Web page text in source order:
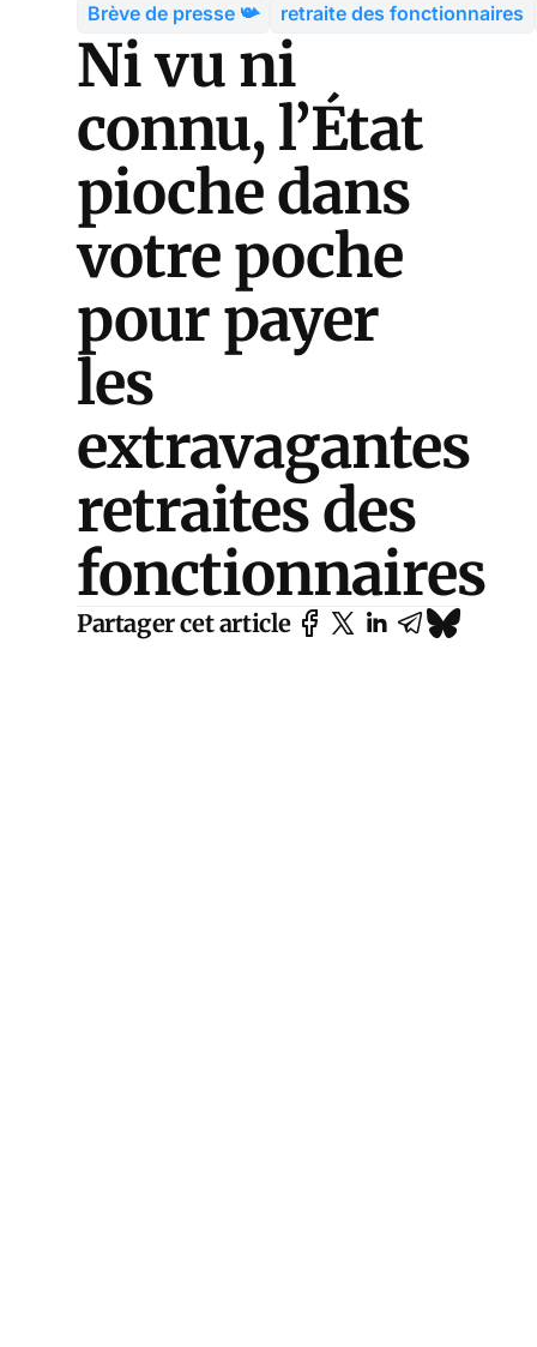
Brève de presse 📯 retraite des fonctionnaires
Ni vu ni
connu, l’État
pioche dans
votre poche
pour payer
les
extravagantes
retraites des
fonctionnaires
Partager cet article